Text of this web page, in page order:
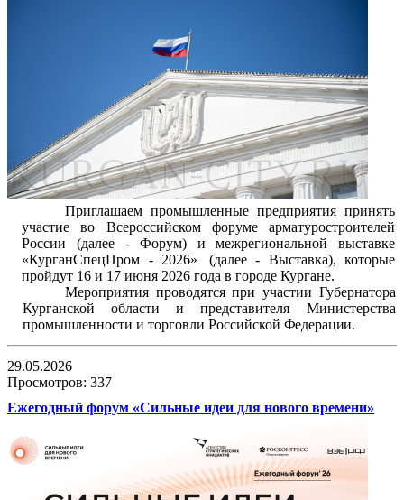
Приглашаем промышленные предприятия принять
участие во Всероссийском форуме арматуростроителей
России (далее - Форум) и межрегиональной выставке
«КурганСпецПром - 2026»
(далее - Выставка), которые
пройдут 16 и 17 июня 2026 года в городе Кургане.
Мероприятия проводятся при участии Губернатора
Курганской области и представителя Министерства
промышленности и торговли Российской Федерации.
29.05.2026
Просмотров: 337
Ежегодный форум «Сильные идеи для нового времени»